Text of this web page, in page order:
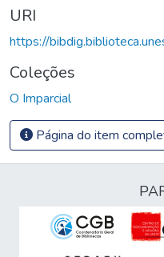
URI
https://
Coleções
O Imparcial
Página do item